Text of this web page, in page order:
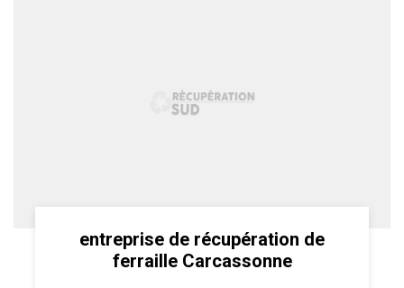
entreprise de récupération de
ferraille Carcassonne